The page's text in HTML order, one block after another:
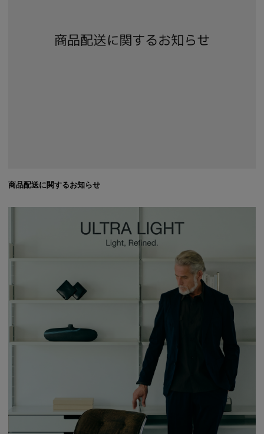
商品配送に関するお知らせ